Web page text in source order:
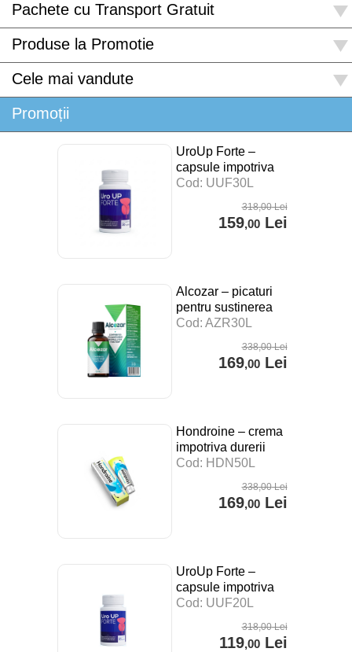
Pachete cu Transport Gratuit
Produse la Promotie
Cele mai vandute
Promoții
UroUp Forte –
capsule impotriva
prostatitei – 30 cps
Cod: UUF30L
318,00Lei
159,00Lei
Alcozar – picaturi
pentru sustinerea
digestiei, a
impotriva stresului –
Cod: AZR30L
338,00Lei
169,00Lei
Hondroine – crema
impotriva durerii
articulare – 50 ml
Cod: HDN50L
338,00Lei
169,00Lei
UroUp Forte –
capsule impotriva
prostatitei – 20 cps
Cod: UUF20L
318,00Lei
119,00Lei